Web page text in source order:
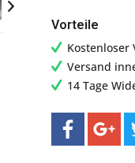
Vorteile
Kostenloser
Versand
14 Tage